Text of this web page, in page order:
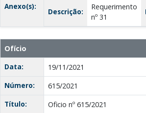
Anexo(s):
Descrição:
Requerimento
nº 31
Ofício
Data:
19/11/2021
Número:
615/2021
Título:
Oficio nº 615/2021